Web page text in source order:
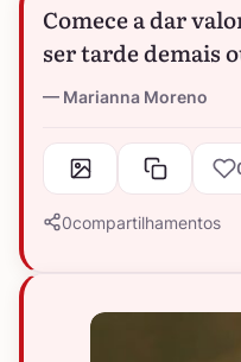
Comece a dar
ser tarde demais
Marianna Moreno
0compartilhamentos